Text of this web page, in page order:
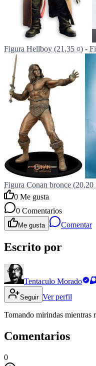
Figura Hellboy (21,35 ¤) -
Figura Conan bronce (20,20
0 Me gusta
0 Comentarios
Me gusta Comentar
Escrito por
Tentaculo Morado
Seguir Ver perfil
Tomando mirindas mientras
Comentarios
0